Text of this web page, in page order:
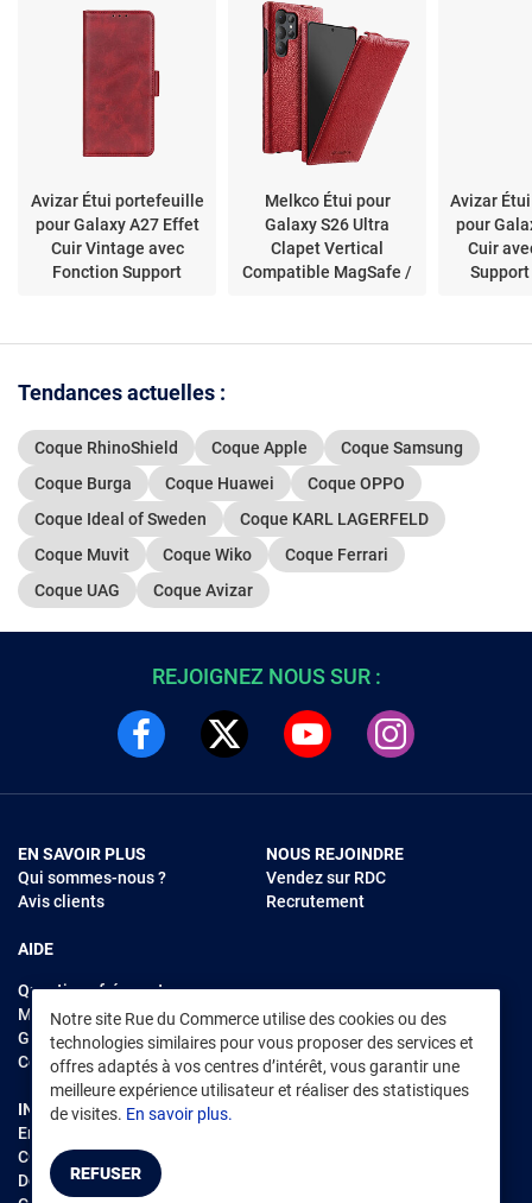
Avizar Étui portefeuille
pour Galaxy A27 Effet
Cuir Vintage avec
Fonction Support
Melkco Étui pour
Galaxy S26 Ultra
Clapet Vertical
Compatible MagSafe /
Avizar
pour
Cuir
Tendances actuelles :
Coque RhinoShield Coque Apple
Coque Samsung
Coque Burga
Coque Huawei
Coque OPPO
Coque Ideal of Sweden
Coque KARL LAGERFELD
Coque Muvit
Coque Wiko
Coque Ferrari
Coque UAG
Coque Avizar
Notre site Rue du Commerce utilise des cookies ou des
technologies similaires pour vous proposer des services et
offres adaptés à vos centres d’intérêt, vous garantir une
meilleure expérience utilisateur et réaliser des statistiques
de visites. En savoir plus.
REFUSER
REJOIGNEZ NOUS SUR :
EN SAVOIR PLUS
Qui sommes-nous ?
Avis clients
AIDE
Questions fréquentes
Modes de règlements
Garantie et retours
Contacter Rue du Commerce
NOUS REJOINDRE
Vendez sur RDC
Recrutement
INFORMATIONS LÉGALES
Environnement
CGV /CGU Marketplace
Données personnelles